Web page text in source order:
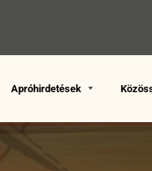
Apróhirdetések